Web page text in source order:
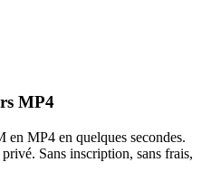
MP4
en MP4 en quelques secondes.
Sans inscription, sans frais,